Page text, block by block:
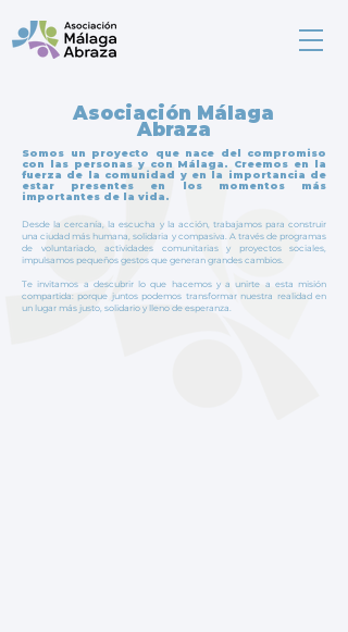
Asociación Málaga
Abraza
Desde la cercanía, la escucha y la acción, trabajamos para construir
una ciudad más humana, solidaria y compasiva. A través de programas
de voluntariado, actividades comunitarias y proyectos sociales,
impulsamos pequeños gestos que generan grandes cambios.
Te invitamos a descubrir lo que hacemos y a unirte a esta misión
compartida: porque juntos podemos transformar nuestra realidad en
un lugar más justo, solidario y lleno de esperanza.
Somos un proyecto que nace del compromiso
con las personas y con Málaga. Creemos en la
fuerza de la comunidad y en la importancia de
estar presentes en los momentos más
importantes de la vida.